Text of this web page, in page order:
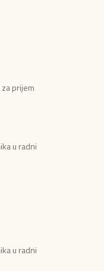
prijem
u radni
u radni